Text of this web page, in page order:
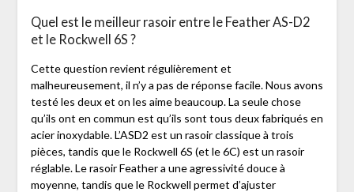
Quel est le meilleur rasoir entre le Feather AS-D2
et le Rockwell 6S ?
Cette question revient régulièrement et
malheureusement, il n’y a pas de réponse facile. Nous avons
testé les deux et on les aime beaucoup. La seule chose
qu’ils ont en commun est qu’ils sont tous deux fabriqués en
acier inoxydable. L’ASD2 est un rasoir classique à trois
pièces, tandis que le Rockwell 6S (et le 6C) est un rasoir
réglable. Le rasoir Feather a une agressivité douce à
moyenne, tandis que le Rockwell permet d’ajuster